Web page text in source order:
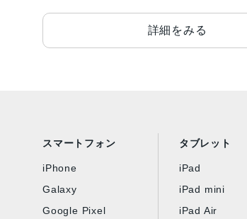
詳細をみる
スマートフォン
iPhone
Galaxy
Google Pixel
タブレット
iPad
iPad mini
iPad Air